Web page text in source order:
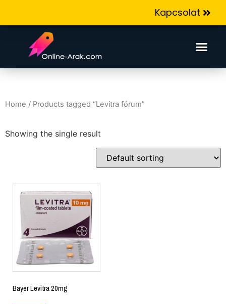
Kapcsolat
Home / Products tagged “Levitra fórum”
Showing the single result
Bayer Levitra 20mg